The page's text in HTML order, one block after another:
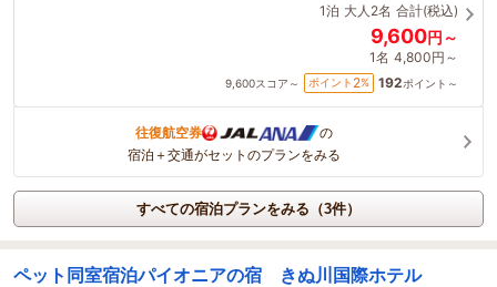
1泊 大人2名 合計(税込)
9,600円～
1名 4,800円～
9,600スコア～ ポイント 2% 192ポイント～
往復航空券
の
宿泊＋交通がセットのプランをみる
すべての宿泊プランをみる（3件）
ペット同室宿泊パイオニアの宿 きぬ川国際ホテル